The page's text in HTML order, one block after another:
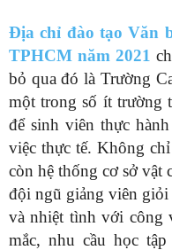
Địa chỉ đào tạo Văn
TPHCM năm 2021
bỏ qua đó là Trường
một trong số ít trường
để sinh viên thực
việc thực tế. Không
còn hệ thống cơ sở vật
đội ngũ giảng viên
và nhiệt tình với công
mắc, nhu cầu học